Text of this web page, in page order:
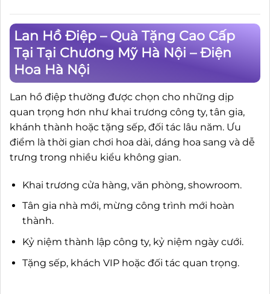
Lan Hồ Điệp – Quà Tặng Cao Cấp
Tại Tại Chương Mỹ Hà Nội – Điện
Hoa Hà Nội
Lan hồ điệp thường được chọn cho những dịp
quan trọng hơn như khai trương công ty, tân gia,
khánh thành hoặc tặng sếp, đối tác lâu năm. Ưu
điểm là thời gian chơi hoa dài, dáng hoa sang và dễ
trưng trong nhiều kiểu không gian.
Khai trương cửa hàng, văn phòng, showroom.
Tân gia nhà mới, mừng công trình mới hoàn
thành.
Kỷ niệm thành lập công ty, kỷ niệm ngày cưới.
Tặng sếp, khách VIP hoặc đối tác quan trọng.